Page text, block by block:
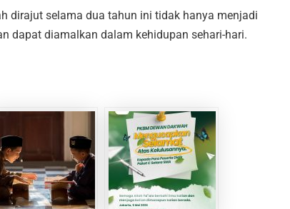
dirajut selama dua tahun ini tidak hanya menjadi
dapat diamalkan dalam kehidupan sehari-hari.